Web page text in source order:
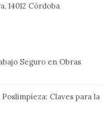
14012 Córdoba
Seguro en Obras
Claves para la